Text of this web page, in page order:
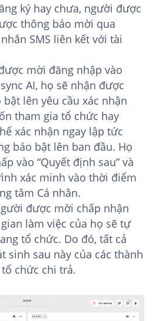
ký hay chưa, người được
thông báo mời qua
SMS liên kết với tài
mời đăng nhập vào
AI, họ sẽ nhận được
lên yêu cầu xác nhận
tham gia tổ chức hay
xác nhận ngay lập tức
báo bật lên ban đầu. Họ
vào “Quyết định sau” và
xác minh vào thời điểm
tâm Cá nhân.
được mời chấp nhận
làm việc của họ sẽ tự
tổ chức. Do đó, tất cả
sinh sau này của các thành
chức chi trả.